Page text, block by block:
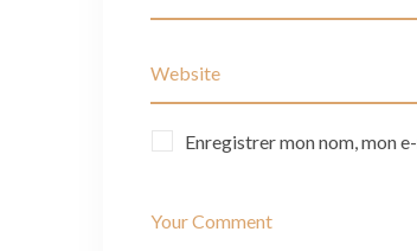
Enregistrer mon nom, mon